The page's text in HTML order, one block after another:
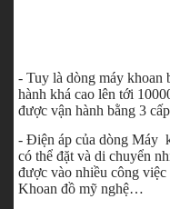
- Tuy là dòng máy
hành khá cao lên tới
được vận hành bằng 3
- Điện áp của dòng Máy
có thể đặt và di chuyển
được vào nhiều công
Khoan đồ mỹ nghệ…